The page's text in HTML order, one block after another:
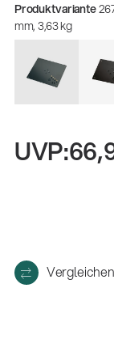
(E-Paper)
Produktvariante
mm, 3,63 kg
UVP:
Vergleichen